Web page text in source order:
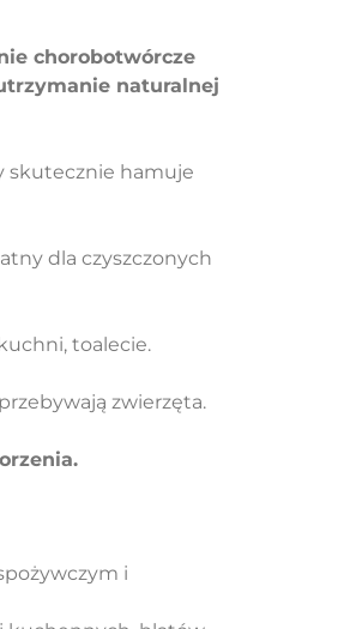
chorobotwórcze
naturalnej
skutecznie hamuje
dla czyszczonych
toalecie.
zwierzęta.
i